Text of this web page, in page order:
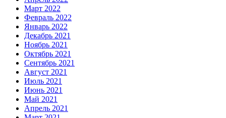
Март 2022
Февраль 2022
Январь 2022
Декабрь 2021
Ноябрь 2021
Октябрь 2021
Сентябрь 2021
Август 2021
Июль 2021
Июнь 2021
Май 2021
Апрель 2021